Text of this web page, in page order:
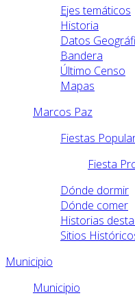
Ejes temáticos
Historia
Datos
Bandera
Último Censo
Mapas
Marcos Paz
Fiestas
Fiesta
Dónde dormir
Dónde comer
Historias
Sitios
Municipio
Municipio